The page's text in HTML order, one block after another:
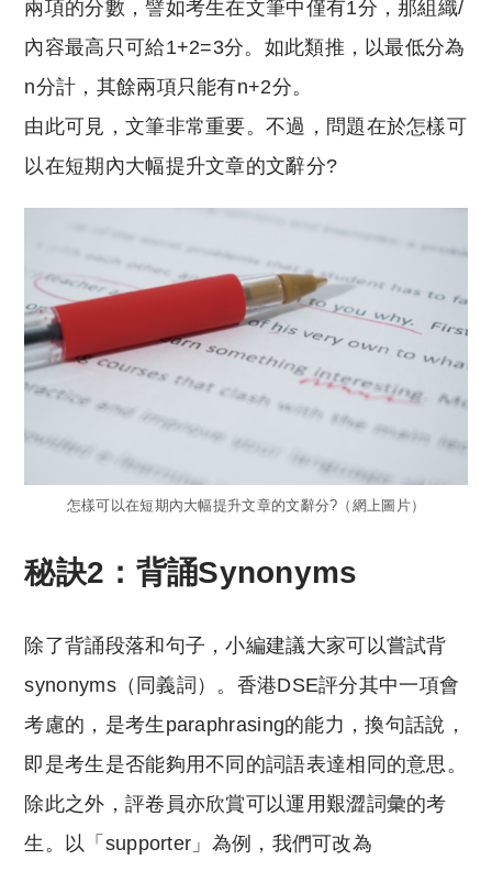
兩項的分數，譬如考生在文筆中僅有1分，那組織/
內容最高只可給1+2=3分。如此類推，以最低分為
n分計，其餘兩項只能有n+2分。
由此可見，文筆非常重要。不過，問題在於怎樣可
以在短期內大幅提升文章的文辭分?
怎樣可以在短期內大幅提升文章的文辭分?（網上圖片）
秘訣2：背誦Synonyms
除了背誦段落和句子，小編建議大家可以嘗試背
synonyms（同義詞）。香港DSE評分其中一項會
考慮的，是考生paraphrasing的能力，換句話說，
即是考生是否能夠用不同的詞語表達相同的意思。
除此之外，評卷員亦欣賞可以運用艱澀詞彙的考
生。以「supporter」為例，我們可改為